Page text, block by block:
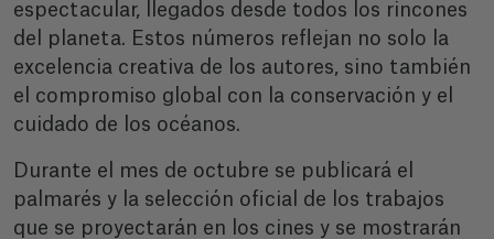
espectacular, llegados desde todos los rincones
del planeta. Estos números reflejan no solo la
excelencia creativa de los autores, sino también
el compromiso global con la conservación y el
cuidado de los océanos.
Durante el mes de octubre se publicará el
palmarés y la selección oficial de los trabajos
que se proyectarán en los cines y se mostrarán